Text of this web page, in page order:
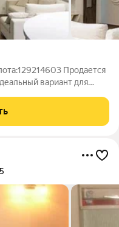
Продается
при этом хотите